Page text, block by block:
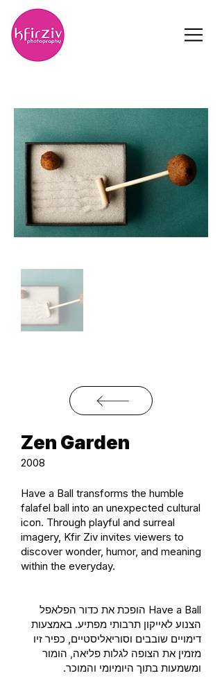
Zen Garden
2008
Have a Ball transforms the humble
falafel ball into an unexpected cultural
icon. Through playful and surreal
imagery, Kfir Ziv invites viewers to
discover wonder, humor, and meaning
within the everyday.
Have a Ball הופכת את כדור הפלאפל
הצנוע לאייקון תרבותי מפתיע. באמצעות
דימויים שובבים וסוריאליסטיים, כפיר זיו
מזמין את הצופה לגלות פליאה, הומור
ומשמעות בתוך היומיומי והמוכר.